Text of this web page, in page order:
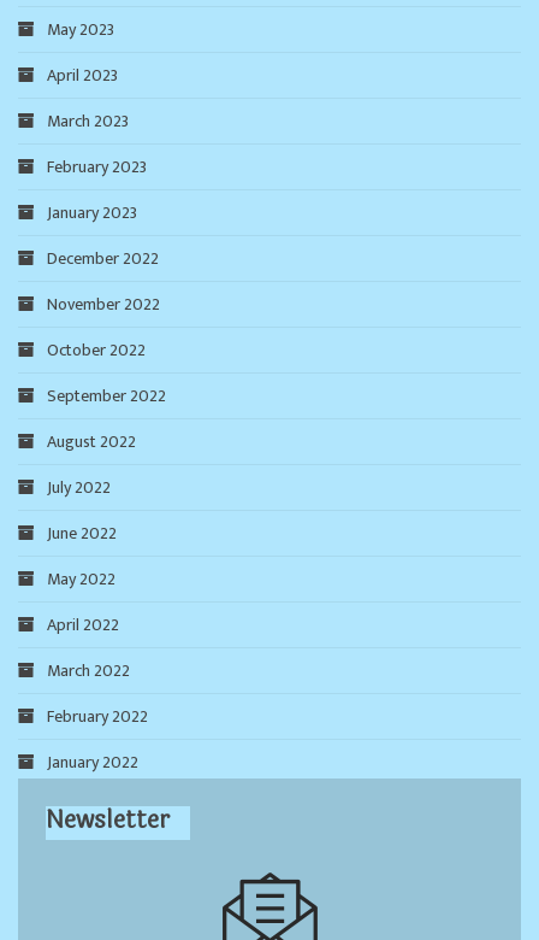
May 2023
April 2023
March 2023
February 2023
January 2023
December 2022
November 2022
October 2022
September 2022
August 2022
July 2022
June 2022
May 2022
April 2022
March 2022
February 2022
January 2022
Newsletter